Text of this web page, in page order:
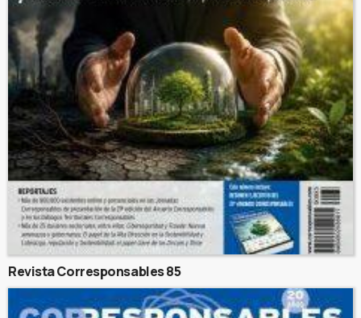
Revista Corresponsables 85